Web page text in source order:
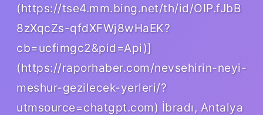
(https://tse4.mm.bing.net/th/id/OIP.fJbB
8zXqcZs-qfdXFWj8wHaEK?
cb=ucfimgc2&pid=Api)]
(https://raporhaber.com/nevsehirin-neyi-
meshur-gezilecek-yerleri/?
utmsource=chatgpt.com) İbradı, Antalya